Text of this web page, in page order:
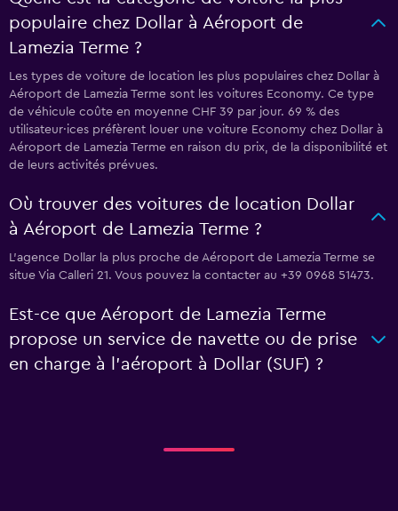
populaire chez Dollar à Aéroport de
Lamezia Terme ?
Les types de voiture de location les plus populaires chez Dollar à
Aéroport de Lamezia Terme sont les voitures Economy. Ce type
de véhicule coûte en moyenne CHF 39 par jour. 69 % des
utilisateur·ices préfèrent louer une voiture Economy chez Dollar à
Aéroport de Lamezia Terme en raison du prix, de la disponibilité et
de leurs activités prévues.
Où trouver des voitures de location Dollar
à Aéroport de Lamezia Terme ?
L’agence Dollar la plus proche de Aéroport de Lamezia Terme se
situe Via Calleri 21. Vous pouvez la contacter au +39 0968 51473.
Est-ce que Aéroport de Lamezia Terme
propose un service de navette ou de prise
en charge à l’aéroport à Dollar (SUF) ?